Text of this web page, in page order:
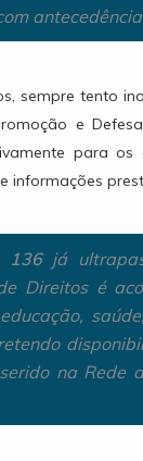
sempre tento
e
para
informações
136já
Direitos é
na Rede